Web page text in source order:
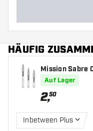
HÄUFIG
Mission Sabre
rt Shafts
Auf Lager
2,50
Inbetween Plus